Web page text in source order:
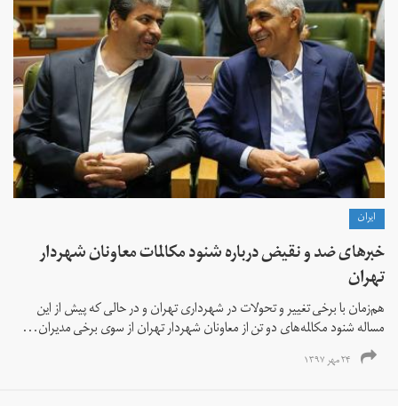
ايران
خبرهای ضد و نقیض درباره شنود مکالمات معاونان شهردار
تهران
هم‌زمان با برخی تغییر و تحولات در شهرداری تهران و در حالی که پیش از این
مساله شنود مکالمه‌های دو تن از معاونان شهردار تهران از سوی برخی مدیران...
۲۴ مهر ۱۳۹۷